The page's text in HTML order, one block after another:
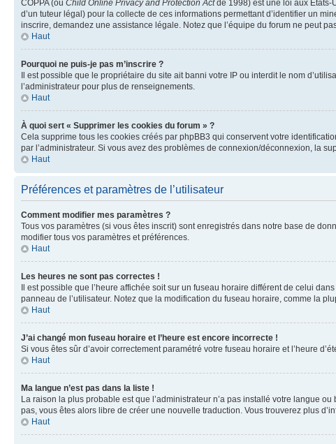
COPPA (ou Child Online Privacy and Protection Actde 1998) est une loi aux États-
d’un tuteur légal) pour la collecte de ces informations permettant d’identifier un
inscrire, demandez une assistance légale. Notez que l’équipe du forum ne peut
Haut
Pourquoi ne puis-je pas m’inscrire ?
Il est possible que le propriétaire du site ait banni votre IP ou interdit le nom
l’administrateur pour plus de renseignements.
Haut
À quoi sert « Supprimer les cookies du forum » ?
Cela supprime tous les cookies créés par phpBB3 qui conservent votre
par l’administrateur. Si vous avez des problèmes de connexion/déconnexion, la
Haut
Préférences et paramètres de l’utilisateur
Comment modifier mes paramètres ?
Tous vos paramètres (si vous êtes inscrit) sont enregistrés dans notre base de
modifier tous vos paramètres et préférences.
Haut
Les heures ne sont pas correctes !
Il est possible que l’heure affichée soit sur un fuseau horaire différent de celui
panneau de l’utilisateur. Notez que la modification du fuseau horaire, comme la
Haut
J’ai changé mon fuseau horaire et l’heure est encore incorrecte !
Si vous êtes sûr d’avoir correctement paramétré votre fuseau horaire et l’heure
Haut
Ma langue n’est pas dans la liste !
La raison la plus probable est que l’administrateur n’a pas installé votre langue
pas, vous êtes alors libre de créer une nouvelle traduction. Vous trouverez plus
Haut